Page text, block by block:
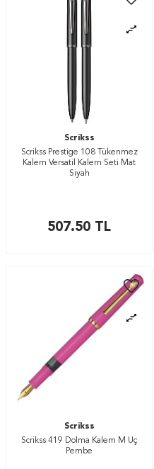
Scrikss
Scrikss Prestige 108 Tükenmez
Kalem Versatil Kalem Seti Mat
Siyah
507.50 TL
Scrikss
Scrikss 419 Dolma Kalem M Uç
Pembe